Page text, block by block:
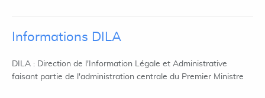
Informations DILA
DILA : Direction de l'Information Légale et Administrative
faisant partie de l'administration centrale du Premier Ministre